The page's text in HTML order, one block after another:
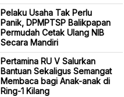
Pelaku Usaha Tak Perlu
Panik, DPMPTSP Balikpapan
Permudah Cetak Ulang NIB
Secara Mandiri
Pertamina RU V Salurkan
Bantuan Sekaligus Semangat
Membaca bagi Anak-anak di
Ring-1 Kilang